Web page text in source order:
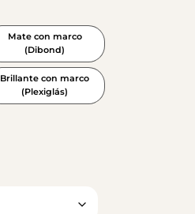
Mate con marco
(Dibond)
Brillante con marco
(Plexiglás)